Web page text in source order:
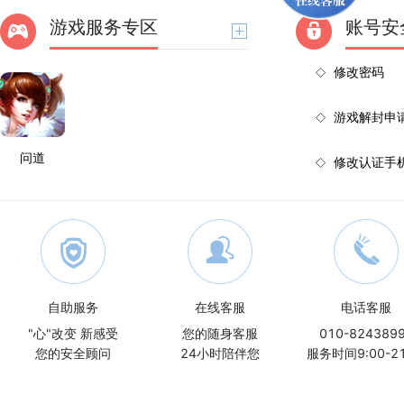
游戏服务专区
问道
账号
修改密码
游戏解封申
修改认证手
自助服务
"心"改变 新感受
您的安全顾问
在线客服
您的随身客服
24小时陪伴您
电话客服
010-
服务时间9:00-